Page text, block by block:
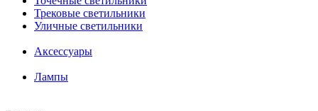
Трековые светильники
Уличные светильники
Аксессуары
Лампы